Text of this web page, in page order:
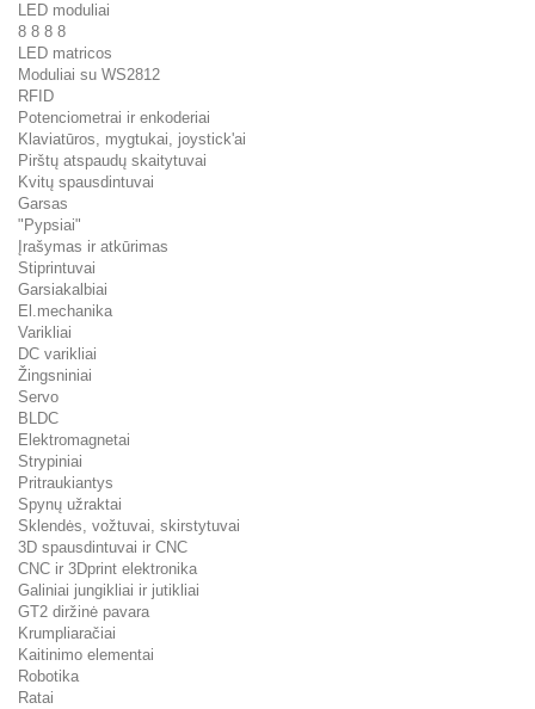
LED moduliai
8 8 8 8
LED matricos
Moduliai su WS2812
RFID
Potenciometrai ir enkoderiai
Klaviatūros, mygtukai, joystick'ai
Pirštų atspaudų skaitytuvai
Kvitų spausdintuvai
Garsas
"Pypsiai"
Įrašymas ir atkūrimas
Stiprintuvai
Garsiakalbiai
El.mechanika
Varikliai
DC varikliai
Žingsniniai
Servo
BLDC
Elektromagnetai
Strypiniai
Pritraukiantys
Spynų užraktai
Sklendės, vožtuvai, skirstytuvai
3D spausdintuvai ir CNC
CNC ir 3Dprint elektronika
Galiniai jungikliai ir jutikliai
GT2 diržinė pavara
Krumpliaračiai
Kaitinimo elementai
Robotika
Ratai